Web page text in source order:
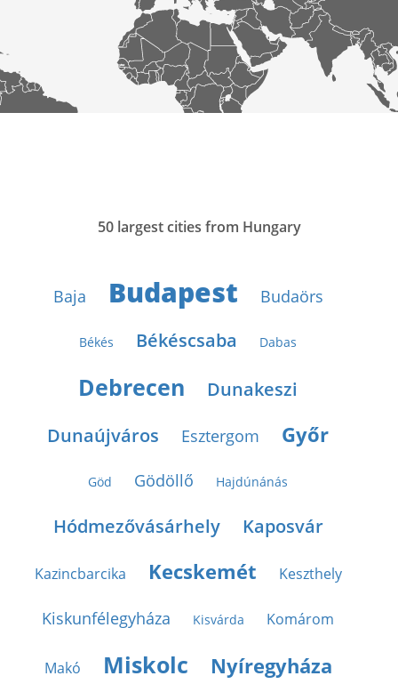
50 largest cities from Hungary
Baja Budapest Budaörs
Békés Békéscsaba Dabas
Debrecen
Dunakeszi
Dunaújváros
Esztergom Győr
Göd Gödöllő Hajdúnánás
Hódmezővásárhely Kaposvár
Kazincbarcika Kecskemét Keszthely
Kiskunfélegyháza Kisvárda Komárom
Makó Miskolc Nyíregyháza